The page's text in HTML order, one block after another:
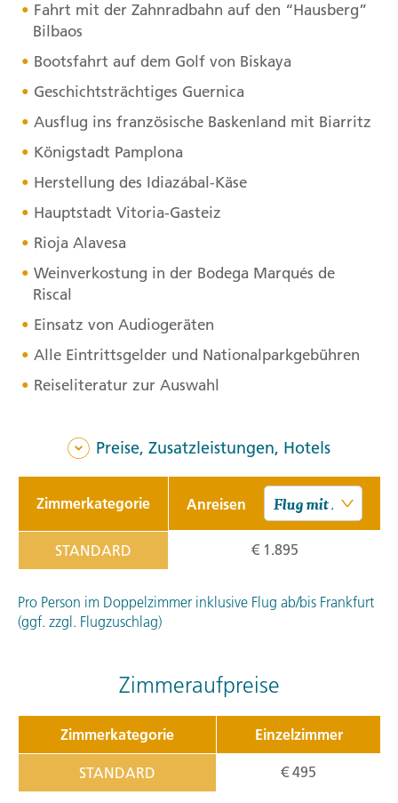
Fahrt mit der Zahnradbahn auf den “Hausberg”
Bilbaos
Bootsfahrt auf dem Golf von Biskaya
Geschichtsträchtiges Guernica
Ausflug ins französische Baskenland mit Biarritz
Königstadt Pamplona
Herstellung des Idiazábal-Käse
Hauptstadt Vitoria-Gasteiz
Rioja Alavesa
Weinverkostung in der Bodega Marqués de
Riscal
Einsatz von Audiogeräten
Alle Eintrittsgelder und Nationalparkgebühren
Reiseliteratur zur Auswahl
Preise, Zusatzleistungen, Hotels
Zimmerkategorie Anreisen
STANDARD € 1.895
Pro Person im Doppelzimmer inklusive Flug ab/bis Frankfurt
(ggf. zzgl. Flugzuschlag)
Zimmeraufpreise
Zimmerkategorie Einzelzimmer
STANDARD € 495